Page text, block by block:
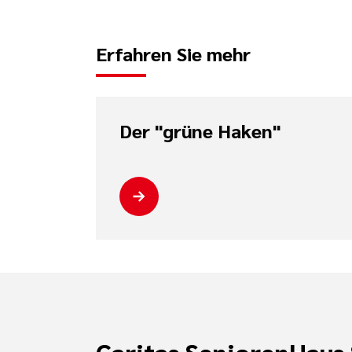
Erfahren Sie mehr
Der "grüne Haken"